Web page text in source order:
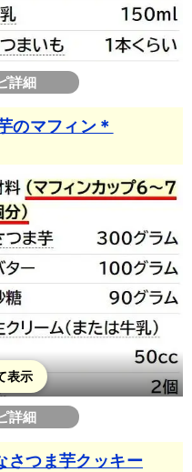
詳細
のマフィン＊
表示
詳細
つま芋クッキー